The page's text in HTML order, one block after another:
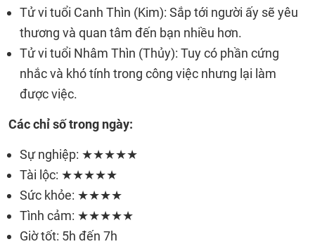
Tử vi tuổi Canh Thìn (Kim): Sắp tới người ấy sẽ yêu
thương và quan tâm đến bạn nhiều hơn.
Tử vi tuổi Nhâm Thìn (Thủy): Tuy có phần cứng
nhắc và khó tính trong công việc nhưng lại làm
được việc.
Các chỉ số trong ngày:
Sự nghiệp: ★★★★★
Tài lộc: ★★★★★
Sức khỏe: ★★★★
Tình cảm: ★★★★★
Giờ tốt: 5h đến 7h